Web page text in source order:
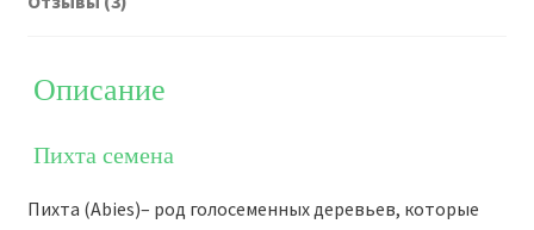
Описание
Пихта семена
Пихта (Abies)– род голосеменных деревьев, которые